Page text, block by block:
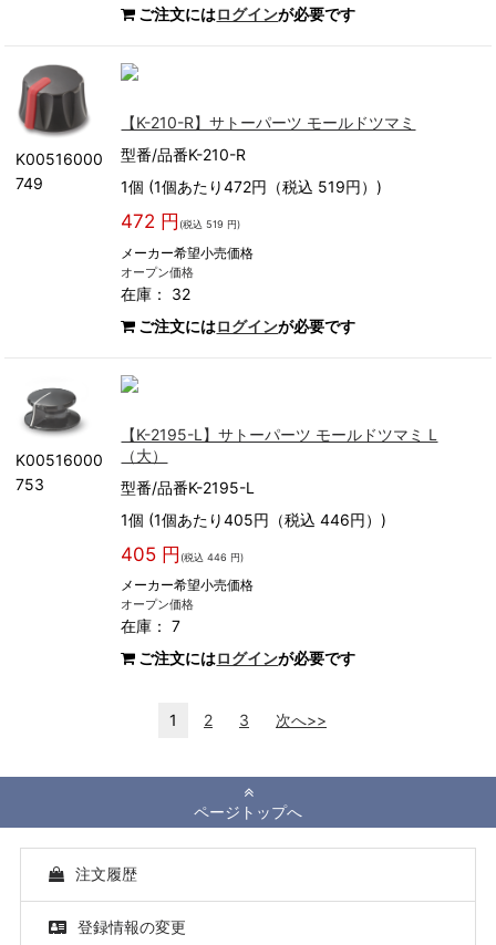
ご注文にはログインが必要です
K00516000
749
【K-210-R】サトーパーツ モールドツマミ
型番/品番K-210-R
1個 (1個あたり472円（税込 519円）)
472 円 (税込 519 円)
メーカー希望小売価格
オープン価格
在庫： 32
ご注文にはログインが必要です
K00516000
753
【K-2195-L】サトーパーツ モールドツマミ L
（大）
型番/品番K-2195-L
1個 (1個あたり405円（税込 446円）)
405 円 (税込 446 円)
メーカー希望小売価格
オープン価格
在庫： 7
ご注文にはログインが必要です
1 2 3 次へ>>
ページトップへ
注文履歴
登録情報の変更